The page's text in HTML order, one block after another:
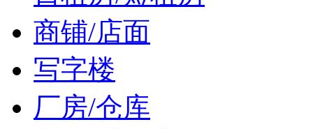
商铺/店面
写字楼
厂房/仓库